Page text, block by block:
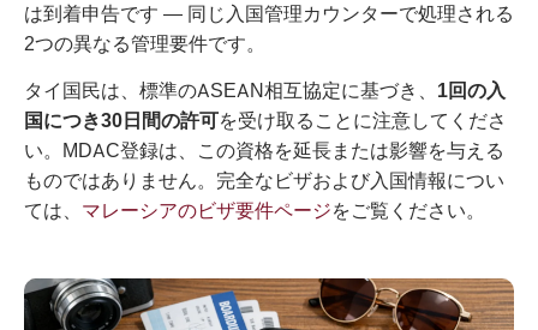
は到着申告です — 同じ入国管理カウンターで処理される
2つの異なる管理要件です。
タイ国民は、標準のASEAN相互協定に基づき、 1回の入
国につき30日間の許可を受け取ることに注意してくださ
い。MDAC登録は、この資格を延長または影響を与える
ものではありません。完全なビザおよび入国情報につい
ては、 マレーシアのビザ要件ページをご覧ください。